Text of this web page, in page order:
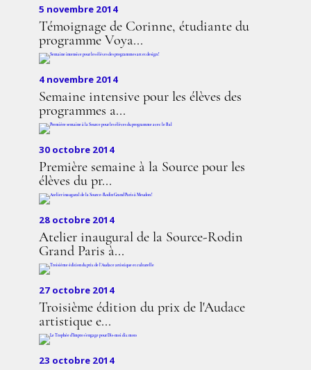
5 novembre 2014
Témoignage de Corinne, étudiante du
programme Voya...
4 novembre 2014
Semaine intensive pour les élèves des
programmes a...
30 octobre 2014
Première semaine à la Source pour les
élèves du pr...
28 octobre 2014
Atelier inaugural de la Source-Rodin
Grand Paris à...
27 octobre 2014
Troisième édition du prix de l'Audace
artistique e...
23 octobre 2014